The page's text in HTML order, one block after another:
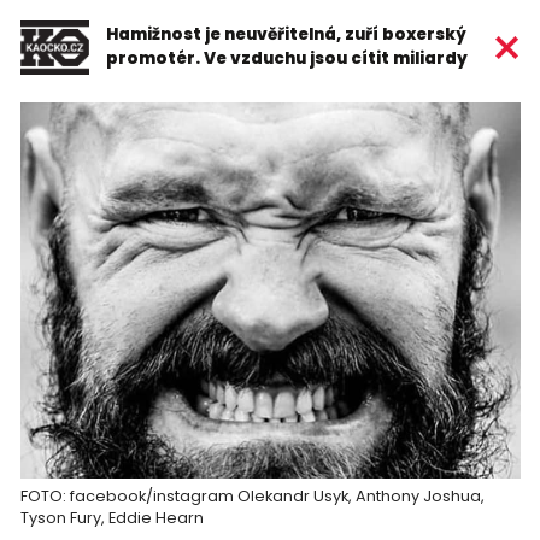
Hamižnost je neuvěřitelná, zuří boxerský
promotér. Ve vzduchu jsou cítit miliardy
FOTO: facebook/instagram Olekandr Usyk, Anthony Joshua,
Tyson Fury, Eddie Hearn